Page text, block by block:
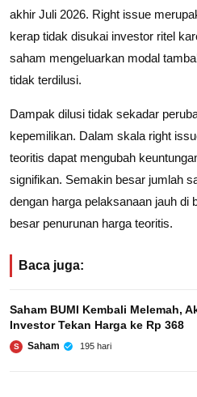
akhir Juli 2026. Right issue
kerap tidak disukai investor ritel
saham mengeluarkan modal
tidak terdilusi.
Dampak dilusi tidak sekadar
kepemilikan. Dalam skala right
teoritis dapat mengubah
signifikan. Semakin besar jumlah
dengan harga pelaksanaan jauh di
besar penurunan harga teoritis.
Baca juga:
Saham BUMI Kembali Melemah,
Investor Tekan Harga ke Rp 368
S Saham 195 hari